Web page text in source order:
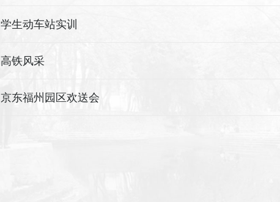
学生动车站实训
高铁风采
京东福州园区欢送会